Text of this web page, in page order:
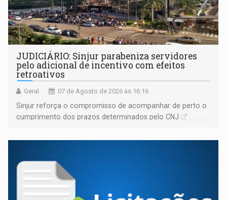
JUDICIÁRIO: Sinjur parabeniza servidores
pelo adicional de incentivo com efeitos
retroativos
Geral 07 de Agosto de 2026 às 16:16
Sinjur reforça o compromisso de acompanhar de perto o
cumprimento dos prazos determinados pelo CNJ